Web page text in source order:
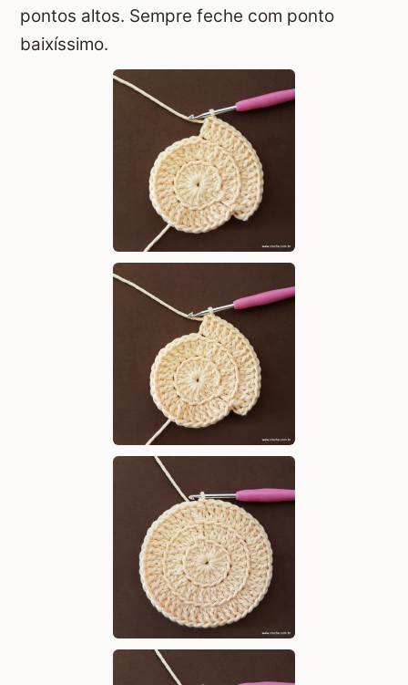
pontos altos. Sempre feche com ponto
baixíssimo.